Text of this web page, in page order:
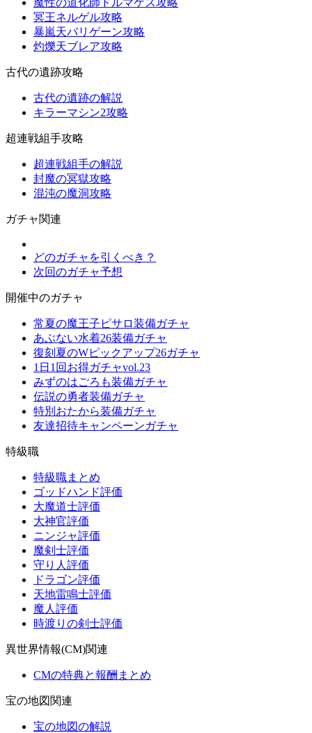
魔性の道化師ドルマゲス攻略
冥王ネルゲル攻略
暴嵐天バリゲーン攻略
灼爍天ブレア攻略
古代の遺跡攻略
古代の遺跡の解説
キラーマシン2攻略
超連戦組手攻略
超連戦組手の解説
封魔の冥獄攻略
混沌の魔洞攻略
ガチャ関連
どのガチャを引くべき？
次回のガチャ予想
開催中のガチャ
常夏の魔王子ピサロ装備ガチャ
あぶない水着26装備ガチャ
復刻夏のWピックアップ26ガチャ
1日1回お得ガチャvol.23
みずのはごろも装備ガチャ
伝説の勇者装備ガチャ
特別おたから装備ガチャ
友達招待キャンペーンガチャ
特級職
特級職まとめ
ゴッドハンド評価
大魔道士評価
大神官評価
ニンジャ評価
魔剣士評価
守り人評価
ドラゴン評価
天地雷鳴士評価
魔人評価
時渡りの剣士評価
異世界情報(CM)関連
CMの特典と報酬まとめ
宝の地図関連
宝の地図の解説